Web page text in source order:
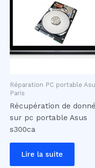
Réparation PC portable
Paris
Récupération de
sur pc portable Asus
s300ca
Lire la suite